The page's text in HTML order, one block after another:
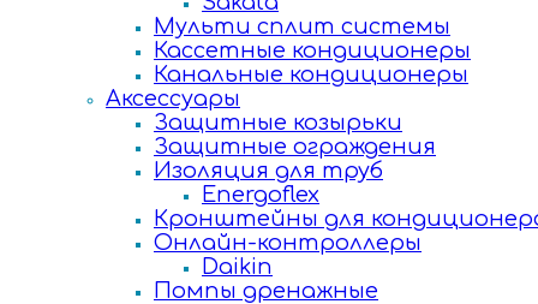
Мульти сплит системы
Кассетные кондиционеры
Канальные кондиционеры
Аксессуары
Защитные козырьки
Защитные ограждения
Изоляция для труб
Energoflex
Кронштейны для
Онлайн-контроллеры
Daikin
Помпы дренажные